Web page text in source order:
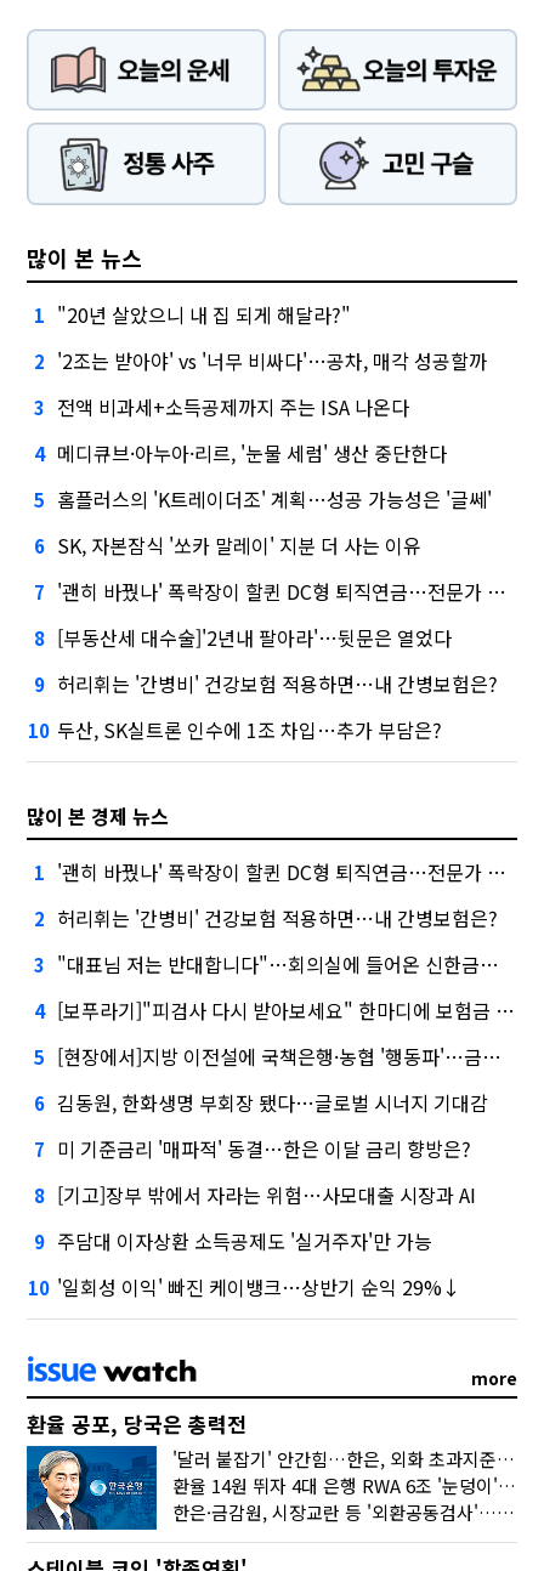
많이 본 뉴스
1 "20년 살았으니 내 집 되게 해달라?"
2 '2조는 받아야' vs '너무 비싸다'…공차, 매각 성공할까
3 전액 비과세+소득공제까지 주는 ISA 나온다
4 메디큐브·아누아·리르, '눈물 세럼' 생산 중단한다
5 홈플러스의 'K트레이더조' 계획…성공 가능성은 '글쎄'
6 SK, 자본잠식 '쏘카 말레이' 지분 더 사는 이유
7 '괜히 바꿨나' 폭락장이 할퀸 DC형 퇴직연금…전문가 조언은
8 [부동산세 대수술]'2년내 팔아라'…뒷문은 열었다
9 허리휘는 '간병비' 건강보험 적용하면…내 간병보험은?
10 두산, SK실트론 인수에 1조 차입…추가 부담은?
많이 본 경제 뉴스
1 '괜히 바꿨나' 폭락장이 할퀸 DC형 퇴직연금…전문가 조언은
2 허리휘는 '간병비' 건강보험 적용하면…내 간병보험은?
3 "대표님 저는 반대합니다"…회의실에 들어온 신한금융 AI
4 [보푸라기]"피검사 다시 받아보세요" 한마디에 보험금 못 받을 뻔?
5 [현장에서]지방 이전설에 국책은행·농협 '행동파'…금감원 '신중모드'
6 김동원, 한화생명 부회장 됐다…글로벌 시너지 기대감
7 미 기준금리 '매파적' 동결…한은 이달 금리 향방은?
8 [기고]장부 밖에서 자라는 위험…사모대출 시장과 AI
9 주담대 이자상환 소득공제도 '실거주자'만 가능
10 '일회성 이익' 빠진 케이뱅크…상반기 순익 29%↓
more
환율 공포, 당국은 총력전
'달러 붙잡기' 안간힘…한은, 외화 초과지준에 이자 6개월 더
환율 14원 뛰자 4대 은행 RWA 6조 '눈덩이'…2배 뛴 2분기는?
한은·금감원, 시장교란 등 '외환공동검사'…환율 급등 전방위 대응